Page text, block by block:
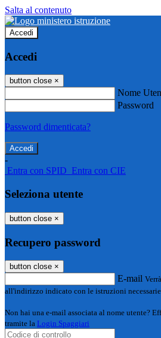
Salta al contenuto
Accedi
Accedi
button close ×
Nome
Password
Password dimenticata?
-
Entra con SPID Entra con CIE
Seleziona utente
button close ×
Recupero password
button close ×
E-mail
all'indirizzo indicato con le istruzioni
Non hai una e-mail associata al nome utente?
tramite la Login Spaggiari